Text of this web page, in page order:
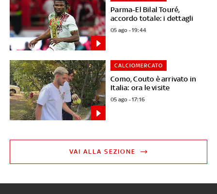
Parma-El Bilal Touré,
accordo totale: i dettagli
05 ago - 19:44
Como, Couto è arrivato in
Italia: ora le visite
CALCIOMERCATO
05 ago - 17:16
VAI ALLA SEZIONE